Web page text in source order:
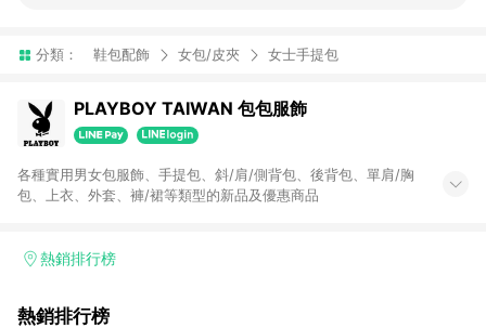
分類： 鞋包配飾 女包/皮夾 女士手提包
PLAYBOY TAIWAN 包包服飾
各種實用男女包服飾、手提包、斜/肩/側背包、後背包、單肩/胸
包、上衣、外套、褲/裙等類型的新品及優惠商品
熱銷排行榜
熱銷排行榜